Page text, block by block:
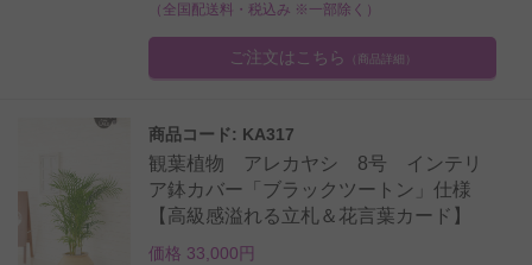
（全国配送料・税込み ※一部除く）
ご注文はこちら （商品詳細）
商品コード: KA317
観葉植物 アレカヤシ 8号 インテリ
ア鉢カバー「ブラックツートン」仕様
【高級感溢れる立札＆花言葉カード】
価格 33,000円